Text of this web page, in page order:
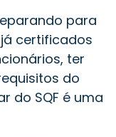
para
certificados
ter
do
do SQF é uma